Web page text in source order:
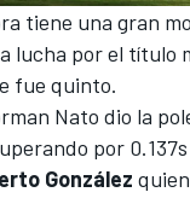
tiene una gran
por el título
fue quinto.
Nato dio la
por
González